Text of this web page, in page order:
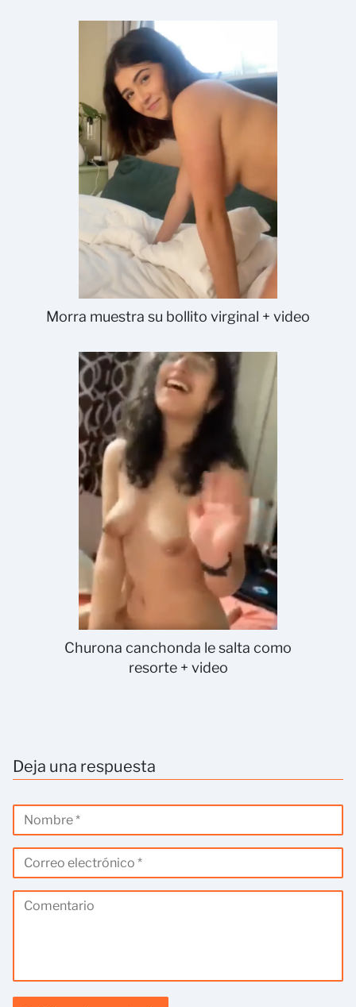
Morra muestra su bollito virginal + video
Churona canchonda le salta como
resorte + video
Deja una respuesta